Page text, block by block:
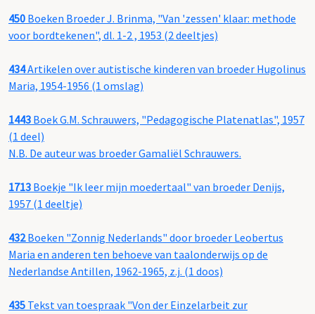
450 Boeken Broeder J. Brinma, "Van 'zessen' klaar: methode
voor bordtekenen", dl. 1-2 , 1953 (2 deeltjes)
434Artikelen over autistische kinderen van broeder Hugolinus
Maria, 1954-1956 (1 omslag)
1443 Boek G.M. Schrauwers, "Pedagogische Platenatlas", 1957
(1 deel)
N.B. De auteur was broeder Gamaliël Schrauwers.
1713 Boekje "Ik leer mijn moedertaal" van broeder Denijs,
1957 (1 deeltje)
432Boeken "Zonnig Nederlands" door broeder Leobertus
Maria en anderen ten behoeve van taalonderwijs op de
Nederlandse Antillen, 1962-1965, z.j. (1 doos)
435 Tekst van toespraak "Von der Einzelarbeit zur